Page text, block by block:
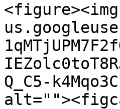
Q_C5-